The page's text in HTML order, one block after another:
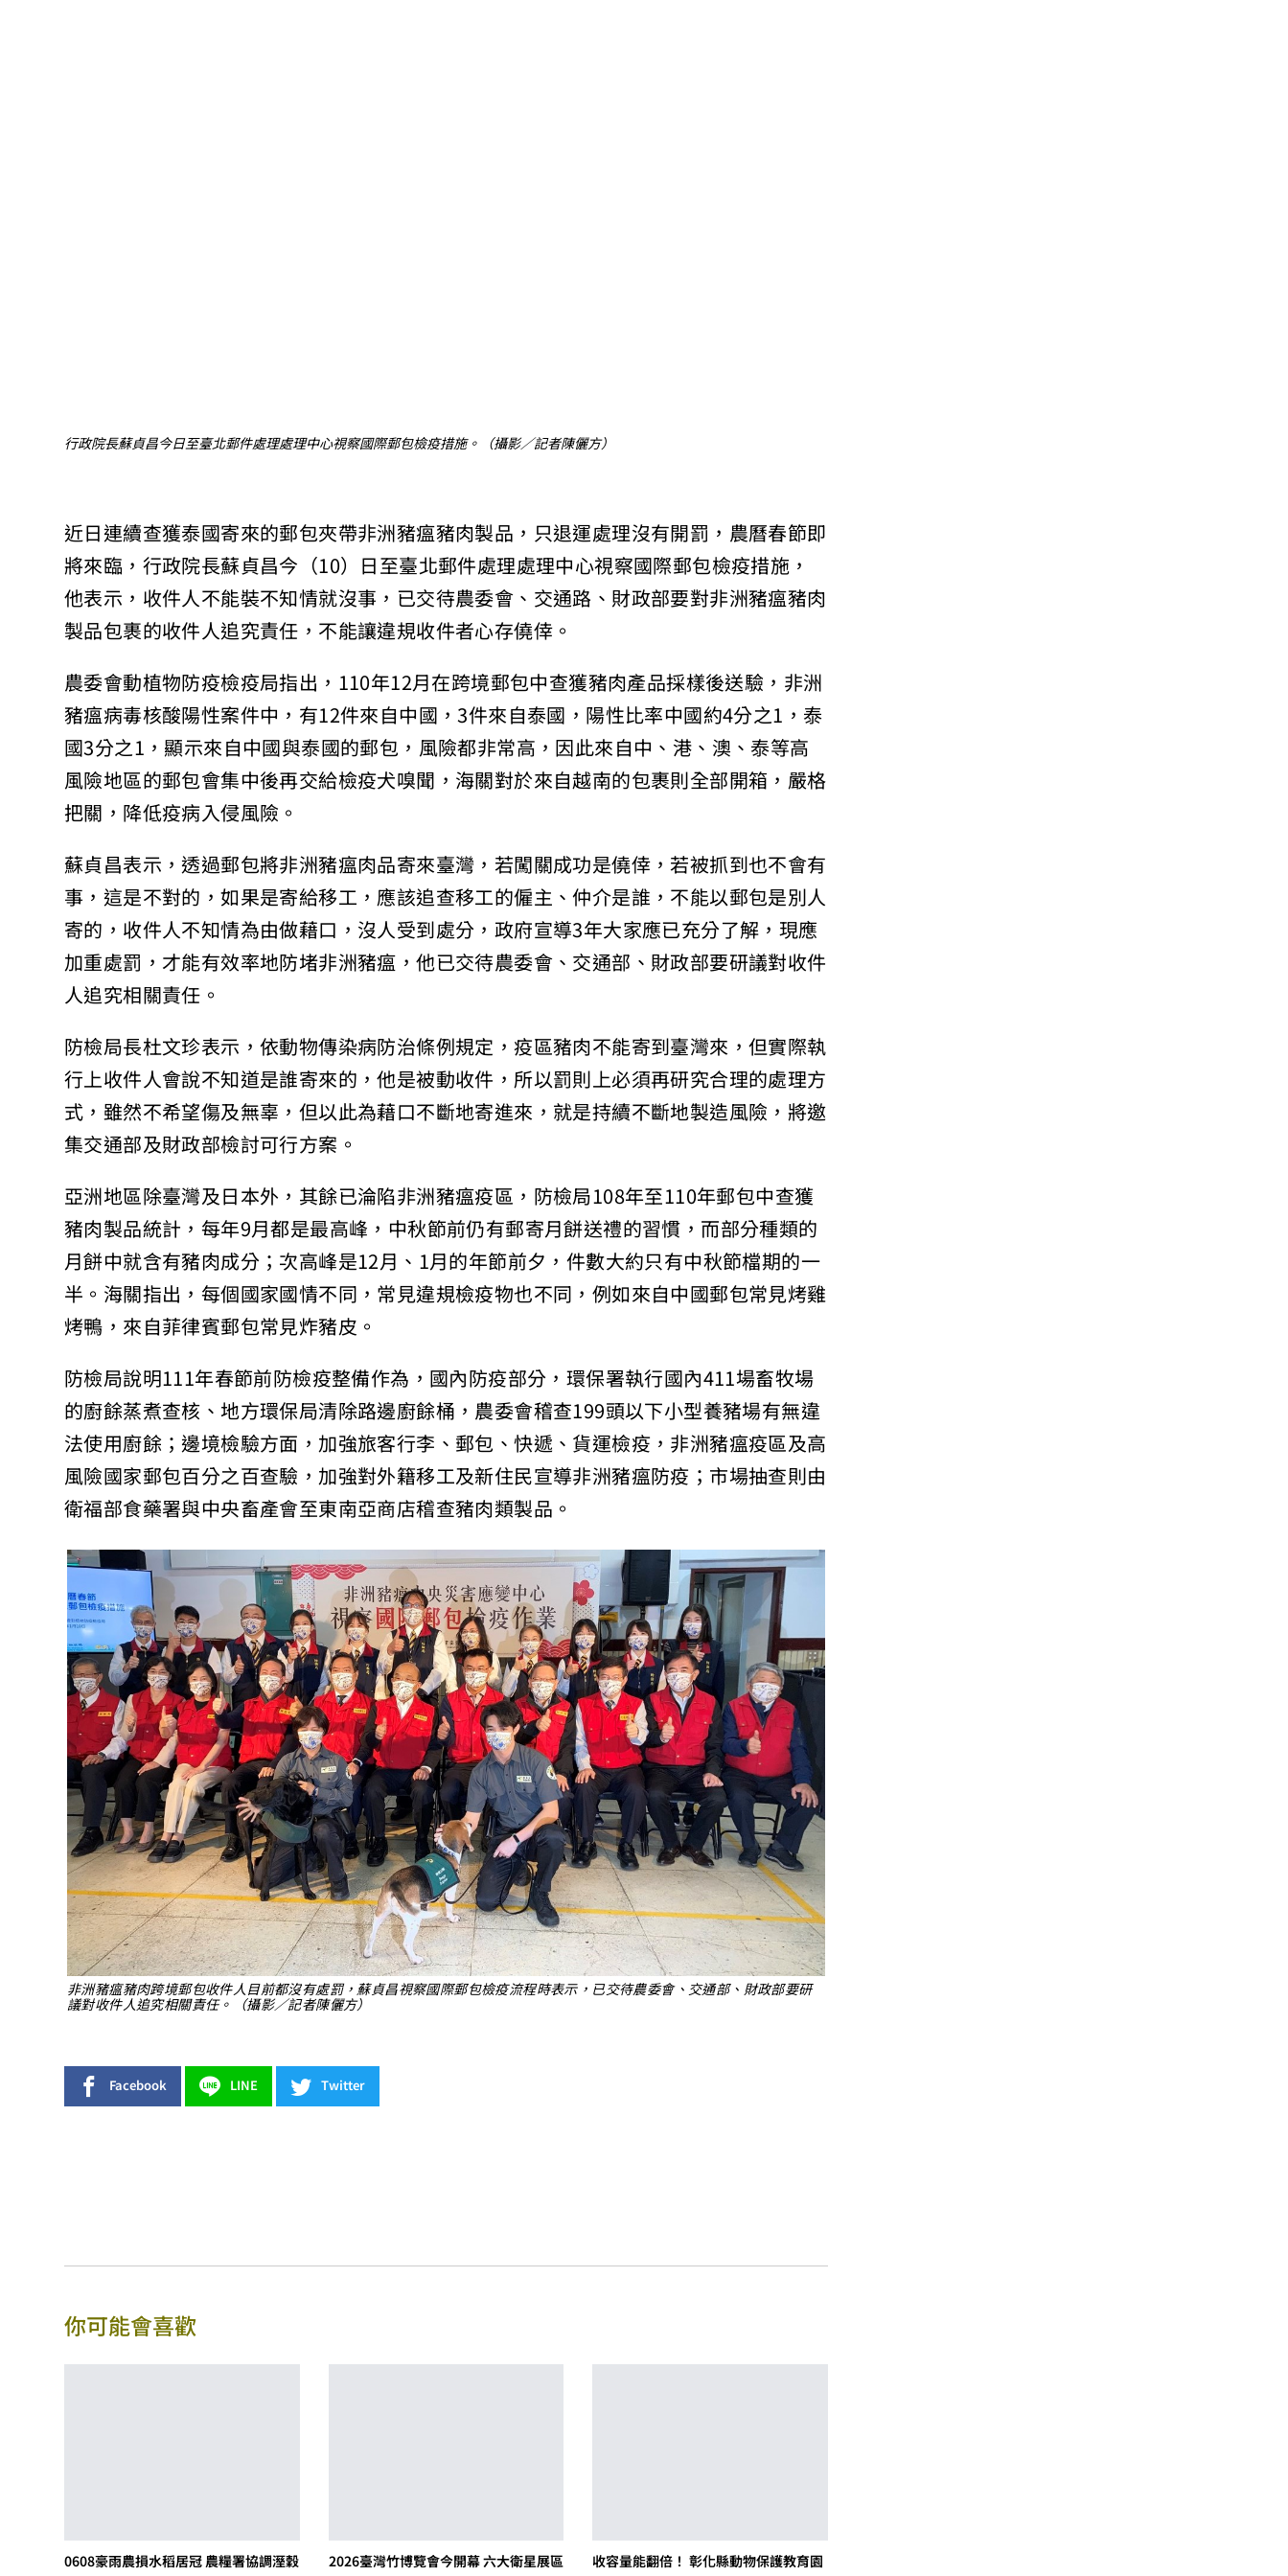
行政院長蘇貞昌今日至臺北郵件處理處理中心視察國際郵包檢疫措施。（攝影／記者陳儷方）
近日連續查獲泰國寄來的郵包夾帶非洲豬瘟豬肉製品，只退運處理沒有開罰，農曆春節即
將來臨，行政院長蘇貞昌今（10）日至臺北郵件處理處理中心視察國際郵包檢疫措施，
他表示，收件人不能裝不知情就沒事，已交待農委會、交通路、財政部要對非洲豬瘟豬肉
製品包裹的收件人追究責任，不能讓違規收件者心存僥倖。
農委會動植物防疫檢疫局指出，110年12月在跨境郵包中查獲豬肉產品採樣後送驗，非洲
豬瘟病毒核酸陽性案件中，有12件來自中國，3件來自泰國，陽性比率中國約4分之1，泰
國3分之1，顯示來自中國與泰國的郵包，風險都非常高，因此來自中、港、澳、泰等高
風險地區的郵包會集中後再交給檢疫犬嗅聞，海關對於來自越南的包裹則全部開箱，嚴格
把關，降低疫病入侵風險。
蘇貞昌表示，透過郵包將非洲豬瘟肉品寄來臺灣，若闖關成功是僥倖，若被抓到也不會有
事，這是不對的，如果是寄給移工，應該追查移工的僱主、仲介是誰，不能以郵包是別人
寄的，收件人不知情為由做藉口，沒人受到處分，政府宣導3年大家應已充分了解，現應
加重處罰，才能有效率地防堵非洲豬瘟，他已交待農委會、交通部、財政部要研議對收件
人追究相關責任。
防檢局長杜文珍表示，依動物傳染病防治條例規定，疫區豬肉不能寄到臺灣來，但實際執
行上收件人會說不知道是誰寄來的，他是被動收件，所以罰則上必須再研究合理的處理方
式，雖然不希望傷及無辜，但以此為藉口不斷地寄進來，就是持續不斷地製造風險，將邀
集交通部及財政部檢討可行方案。
亞洲地區除臺灣及日本外，其餘已淪陷非洲豬瘟疫區，防檢局108年至110年郵包中查獲
豬肉製品統計，每年9月都是最高峰，中秋節前仍有郵寄月餅送禮的習慣，而部分種類的
月餅中就含有豬肉成分；次高峰是12月、1月的年節前夕，件數大約只有中秋節檔期的一
半。海關指出，每個國家國情不同，常見違規檢疫物也不同，例如來自中國郵包常見烤雞
烤鴨，來自菲律賓郵包常見炸豬皮。
防檢局說明111年春節前防檢疫整備作為，國內防疫部分，環保署執行國內411場畜牧場
的廚餘蒸煮查核、地方環保局清除路邊廚餘桶，農委會稽查199頭以下小型養豬場有無違
法使用廚餘；邊境檢驗方面，加強旅客行李、郵包、快遞、貨運檢疫，非洲豬瘟疫區及高
風險國家郵包百分之百查驗，加強對外籍移工及新住民宣導非洲豬瘟防疫；市場抽查則由
衛福部食藥署與中央畜產會至東南亞商店稽查豬肉類製品。
非洲豬瘟豬肉跨境郵包收件人目前都沒有處罰，蘇貞昌視察國際郵包檢疫流程時表示，已交待農委會、交通部、財政部要研
議對收件人追究相關責任。（攝影／記者陳儷方）
Facebook LINE Twitter
你可能會喜歡
0608豪雨農損水稻居冠 農糧署協調溼穀 2026臺灣竹博覽會今開幕 六大衛星展區 收容量能翻倍！ 彰化縣動物保護教育園